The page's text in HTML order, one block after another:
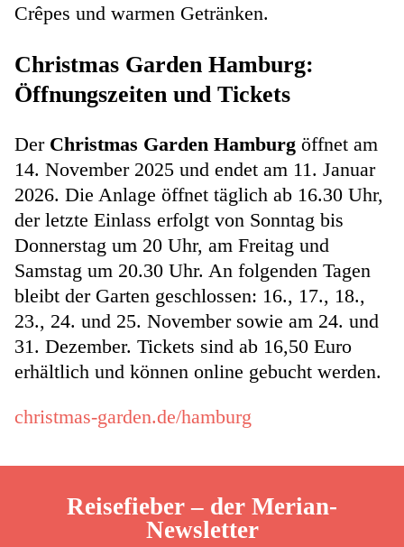
Crêpes und warmen Getränken.
Christmas Garden Hamburg:
Öffnungszeiten und Tickets
Der Christmas Garden Hamburg öffnet am
14. November 2025 und endet am 11. Januar
2026. Die Anlage öffnet täglich ab 16.30 Uhr,
der letzte Einlass erfolgt von Sonntag bis
Donnerstag um 20 Uhr, am Freitag und
Samstag um 20.30 Uhr. An folgenden Tagen
bleibt der Garten geschlossen: 16., 17., 18.,
23., 24. und 25. November sowie am 24. und
31. Dezember. Tickets sind ab 16,50 Euro
erhältlich und können online gebucht werden.
christmas-garden.de/hamburg
Reisefieber – der Merian-
Newsletter